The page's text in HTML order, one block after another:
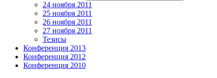
24 ноября 2011
25 ноября 2011
26 ноября 2011
27 ноября 2011
Тезисы
Конференция 2013
Конференция 2012
Конференция 2010